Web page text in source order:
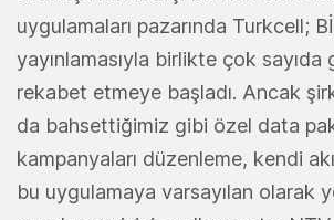
uygulamaları pazarında Turkcell;
yayınlamasıyla birlikte çok sayıda
rekabet etmeye başladı. Ancak
da bahsettiğimiz gibi özel data
kampanyaları düzenleme, kendi
bu uygulamaya varsayılan olarak